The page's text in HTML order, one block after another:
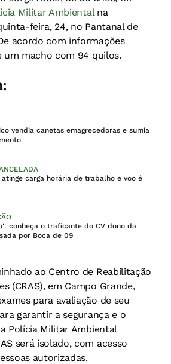
Militar Ambiental na
feira, 24, no Pantanal de
acordo com informações
um macho com 94 quilos.
vendia canetas emagrecedoras e sumia
carga horária de trabalho e voo é
conheça o traficante do CV dono da
por Boca de 09
ao Centro de Reabilitação
(CRAS), em Campo Grande,
para avaliação de seu
garantir a segurança e o
Polícia Militar Ambiental
será isolado, com acesso
autorizadas.